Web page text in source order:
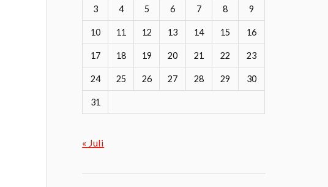
3 4 5 6 7 8 9
10 11 12 13 14 15 16
17 18 19 20 21 22 23
24 25 26 27 28 29 30
31
« Juli